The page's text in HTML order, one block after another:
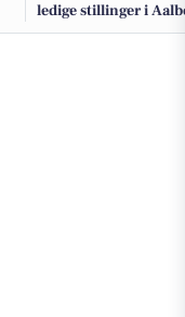
ledige stillinger i